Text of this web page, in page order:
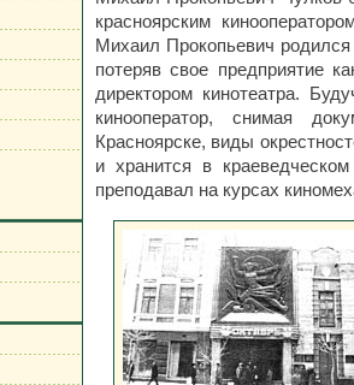
красноярским
Михаил Прокопьевич
потеряв свое предприятие
директором кинотеатра.
кинооператор, снимая
Красноярске, виды
и хранится в
преподавал на курсах